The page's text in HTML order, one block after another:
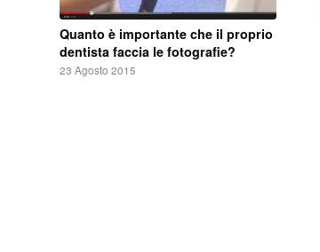
Quanto è importante che il proprio
dentista faccia le fotografie?
23 Agosto 2015